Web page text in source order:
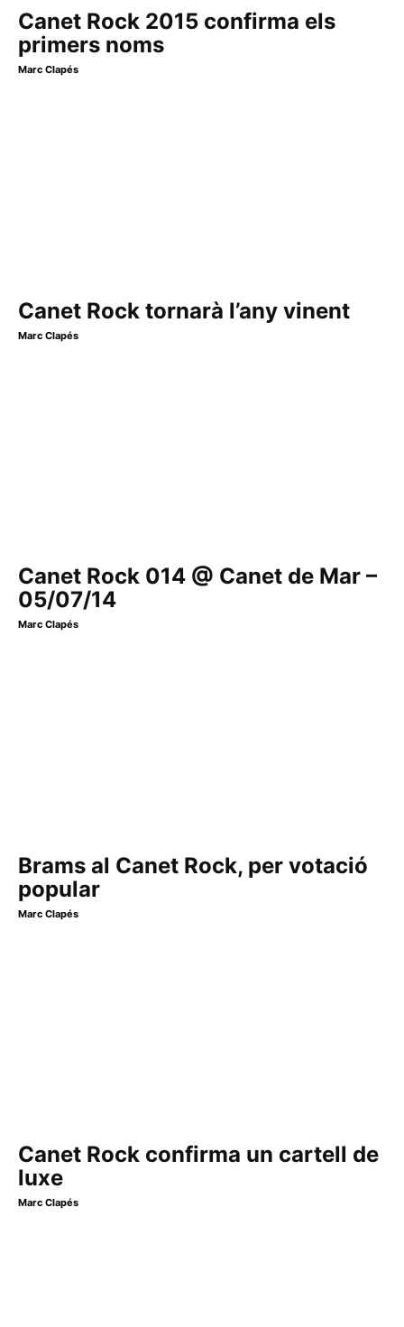
Canet Rock 2015 confirma els
primers noms
Marc Clapés
Canet Rock tornarà l’any vinent
Marc Clapés
Canet Rock 014 @ Canet de Mar –
05/07/14
Marc Clapés
Brams al Canet Rock, per votació
popular
Marc Clapés
Canet Rock confirma un cartell de
luxe
Marc Clapés